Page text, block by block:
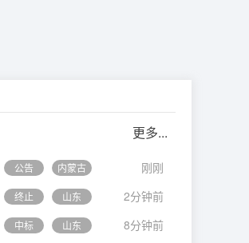
更多...
公告 内蒙古 刚刚
吊装设备及安装工程Ⅰ标段采购项目终止
终止 山东 2分钟前
中标 山东 8分钟前